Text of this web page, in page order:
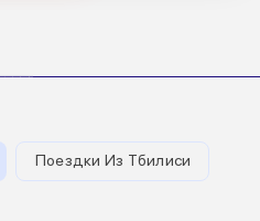
Поездки Из Тбилиси